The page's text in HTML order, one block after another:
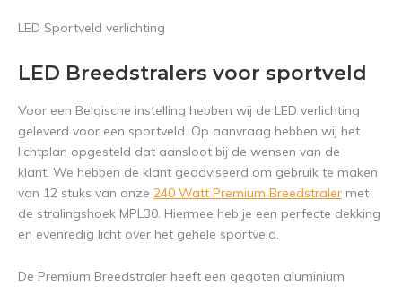
LED Sportveld verlichting
LED Breedstralers voor sportveld
Voor een Belgische instelling hebben wij de LED verlichting
geleverd voor een sportveld. Op aanvraag hebben wij het
lichtplan opgesteld dat aansloot bij de wensen van de
klant. We hebben de klant geadviseerd om gebruik te maken
van 12 stuks van onze 240 Watt Premium Breedstraler met
de stralingshoek MPL30. Hiermee heb je een perfecte dekking
en evenredig licht over het gehele sportveld.
De Premium Breedstraler heeft een gegoten aluminium